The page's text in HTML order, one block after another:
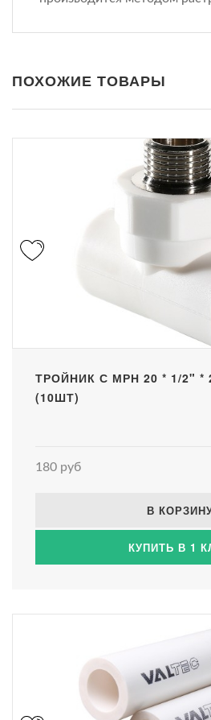
ПОХОЖИЕ ТОВАРЫ
ТРОЙНИК С МРН 20 * 1/2" *
(10ШТ)
180 руб
В
КУПИТЬ В 1